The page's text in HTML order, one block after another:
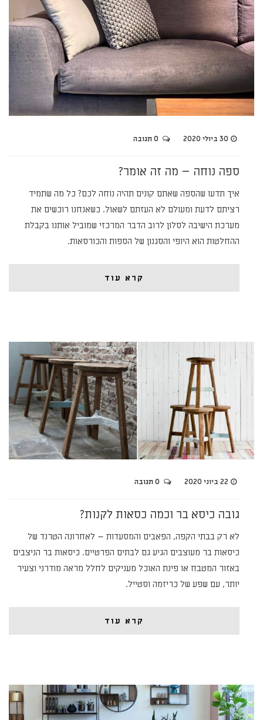
30 ביולי 2020
ספה נוחה – מה זה אומר?
איך תדעו שהספה שאתם קונים תהיה נוחה לכם? כל מה שתמיד
רציתם לדעת ומעולם לא העזתם לשאול. כשאנחנו רוכשים את
מערכת הישיבה לסלון לרוב הדבר המרכזי שמוביל אותנו בקבלת
ההחלטות הוא היופי והסגנון של הספות והכורסאות.
קרא עוד
22 ביוני 2020
גובה כיסא בר וכמה כסאות לקנות?
לא רק בבתי הקפה, הפאבים והמסעדות – לאחרונה הטרנד של
כיסאות בר מעוצבים הגיע גם לבתים הפרטיים. כיסאות בר הניצבים
באזור המטבח או פינת האוכל מעניקים לחלל מראה מודרני וצעיר
יותר, עם שפע של כריזמה וסטייל.
קרא עוד